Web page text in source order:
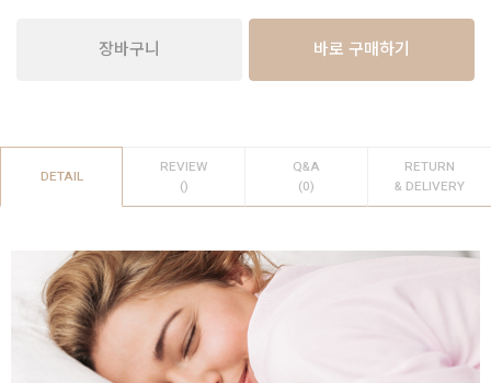
장바구니 바로 구매하기
DETAIL
REVIEW
()
Q&A
(0)
RETURN
& DELIVERY